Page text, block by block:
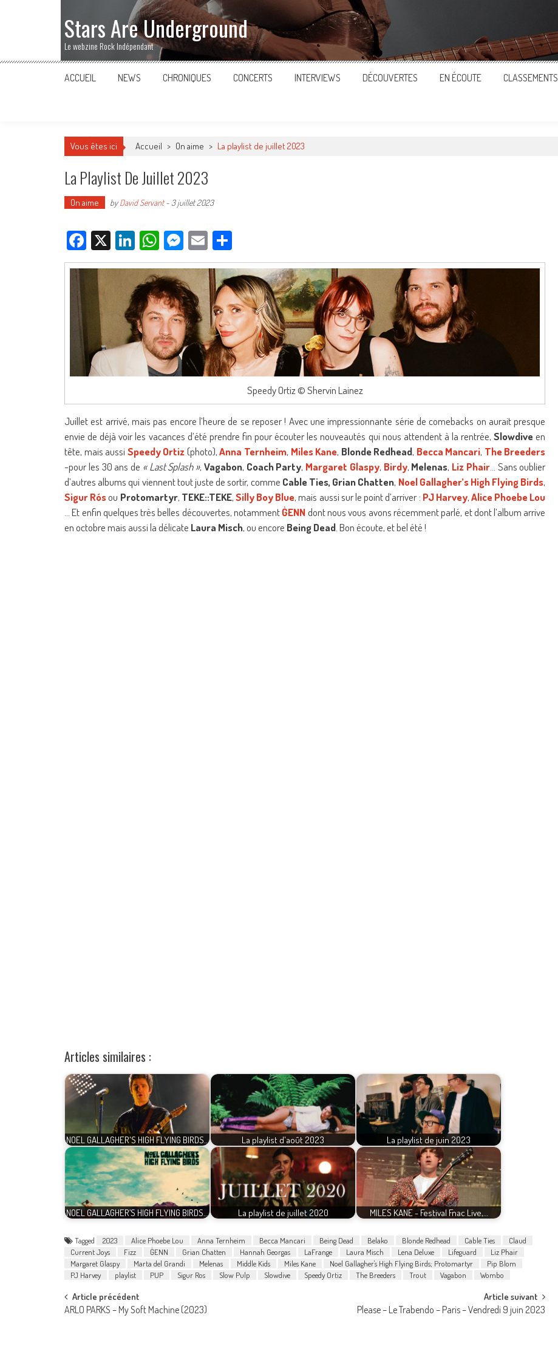
Stars Are Underground
Le webzine Rock Indépendant
ACCUEIL NEWS CHRONIQUES CONCERTS INTERVIEWS DÉCOUVERTES EN ÉCOUTE CLASSEMENTS
Vous êtes ici Accueil > On aime > La playlist de juillet 2023
La Playlist De Juillet 2023
On aime byDavid Servant- 3 juillet 2023
Facebook
X LinkedIn
WhatsApp
Messenger
Email
Speedy Ortiz © Shervin Lainez
Juillet est arrivé, mais pas encore l’heure de se reposer ! Avec une impressionnante série de comebacks on aurait presque
envie de déjà voir les vacances d’été prendre fin pour écouter les nouveautés qui nous attendent à la rentrée,Slowdiveen
tête, mais aussiSpeedy Ortiz(photo),Anna Ternheim, Miles Kane, Blonde Redhead, Becca Mancari, The Breeders
-pour les 30 ans de « Last Splash », Vagabon, Coach Party, Margaret Glaspy, Birdy, Melenas, Liz Phair… Sans oublier
d’autres albums qui viennent tout juste de sortir, comme Cable Ties, Grian Chatten, Noel Gallagher’s High Flying Birds,
Sigur Rósou Protomartyr, TEKE::TEKE,Silly Boy Blue, mais aussi sur le point d’arriver : PJ Harvey,Alice Phoebe Lou
… Et enfin quelques très belles découvertes, notammentĠENNdont nous vous avons récemment parlé, et dont l’album arrive
en octobre mais aussi la délicate Laura Misch, ou encore Being Dead . Bon écoute, et bel été !
Articles similaires :
NOEL GALLAGHER'S HIGH FLYING BIRDS… La playlist d'août 2023 La playlist de juin 2023
NOEL GALLAGHER’S HIGH FLYING BIRDS… La playlist de juillet 2020 MILES KANE - Festival Fnac Live,…
Tagged 2023 Alice Phoebe Lou Anna Ternheim Becca Mancari Being Dead Belako Blonde Redhead Cable Ties
Claud
Current Joys
Fizz ĠENN Grian Chatten Hannah Georgas LaFrange Laura Misch Lena Deluxe Lifeguard
Liz Phair
Margaret Glaspy
Marta del Grandi Melenas Middle Kids Miles Kane Noel Gallagher's High Flying Birds; Protomartyr
Pip Blom
PJ Harvey
playlist PUP Sigur Ros Slow Pulp Slowdive Speedy Ortiz The Breeders Trout Vagabon Wombo
Post
navigation
Article précédent
ARLO PARKS – My Soft Machine (2023)
Article suivant
Please – Le Trabendo – Paris – Vendredi 9 juin 2023